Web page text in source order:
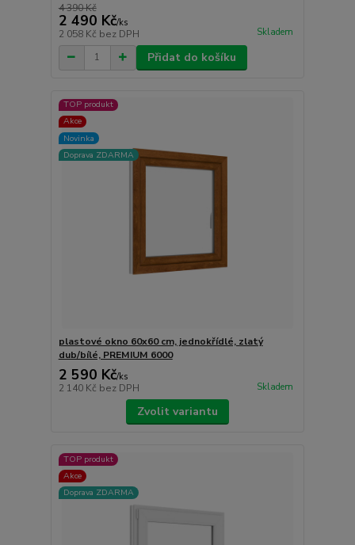
4 390 Kč
2 490 Kč/ks
2 058 Kč bez DPH Skladem
Přidat do košíku
TOP produkt
Akce
Novinka
Doprava ZDARMA
plastové okno 60x60 cm, jednokřídlé, zlatý
dub/bílé, PREMIUM 6000
2 590 Kč/ks
2 140 Kč bez DPH Skladem
Zvolit variantu
TOP produkt
Akce
Doprava ZDARMA